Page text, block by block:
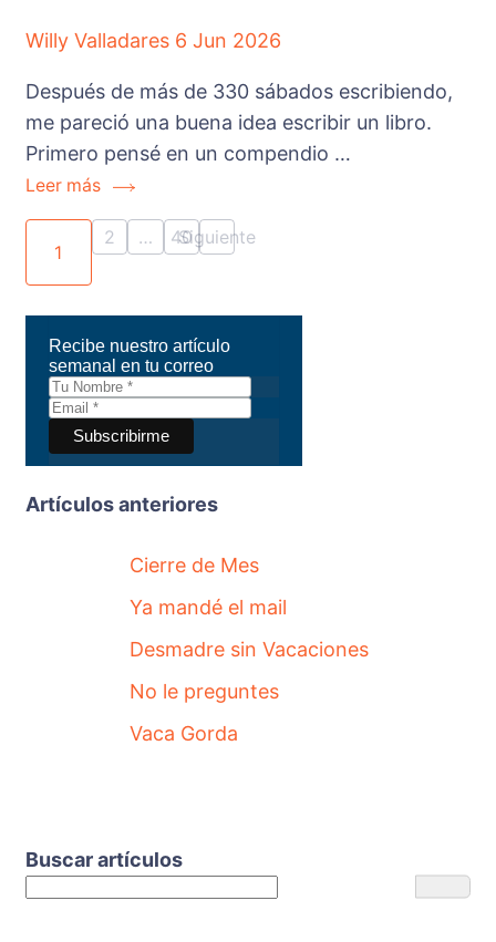
Willy Valladares 6 Jun 2026
Después de más de 330 sábados escribiendo,
me pareció una buena idea escribir un libro.
Primero pensé en un compendio …
Leer más
1
2 … 40
Siguiente
Recibe nuestro artículo
semanal en tu correo
Artículos anteriores
Cierre de Mes
Ya mandé el mail
Desmadre sin Vacaciones
No le preguntes
Vaca Gorda
Buscar artículos